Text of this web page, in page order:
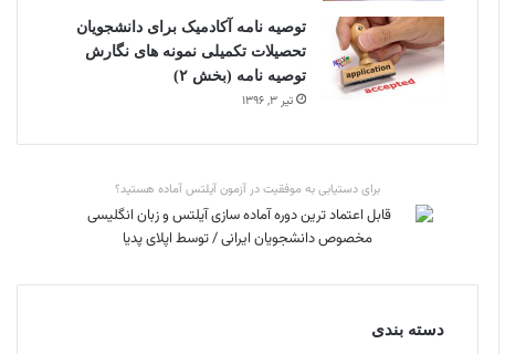
توصیه نامه آکادمیک برای دانشجویان
تحصیلات تکمیلی نمونه های نگارش
توصیه نامه (بخش ۲)
تیر ۳, ۱۳۹۶
برای دستیابی به موفقیت در آزمون آیلتس آماده هستید؟
دسته بندی